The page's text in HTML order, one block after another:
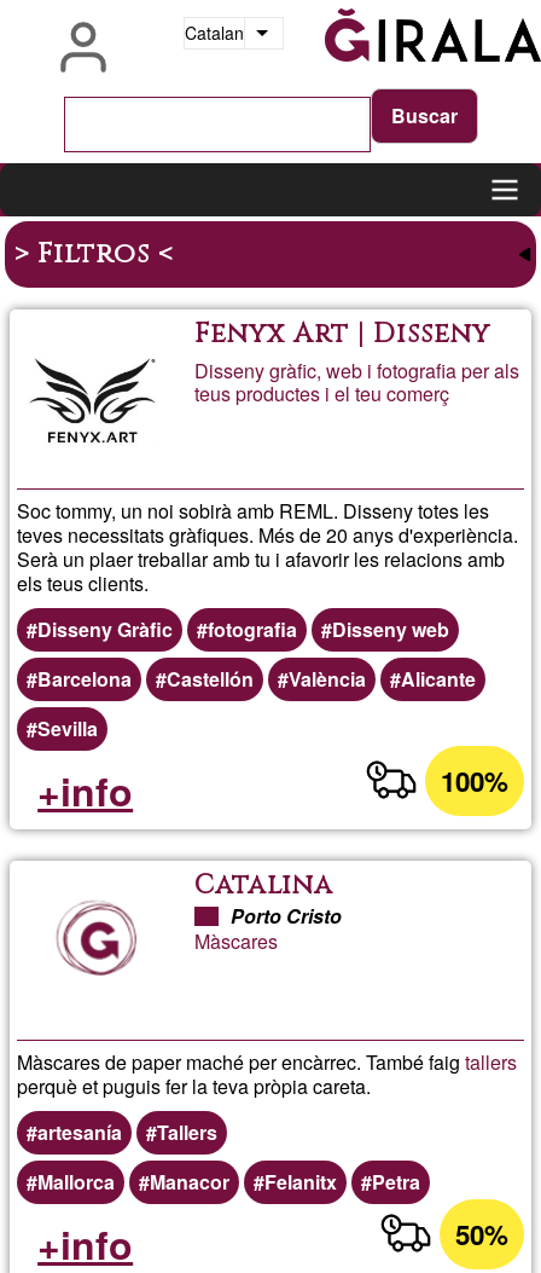
Catalan Llista les accions addicionals
Main
navigation
> Filtros <
Fenyx Art | Disseny
Disseny gràfic, web i fotografia per als
teus productes i el teu comerç
Soc tommy, un noi sobirà amb REML. Disseny totes les
teves necessitats gràfiques. Més de 20 anys d'experiència.
Serà un plaer treballar amb tu i afavorir les relacions amb
els teus clients.
Disseny Gràfic
fotografia
Disseny web
Barcelona
Castellón València
Alicante
Sevilla
100%
+info
Catalina
Porto Cristo
Màscares
Màscares de paper maché per encàrrec. També faigtallers
perquè et puguis fer la teva pròpia careta.
artesanía
Tallers
Mallorca
Manacor Felanitx Petra
50%
+info